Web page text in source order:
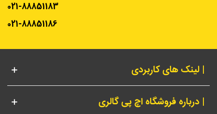
021-88851183
021-88851186
| لینک های کاربردی
| درباره فروشگاه اچ پی گالری